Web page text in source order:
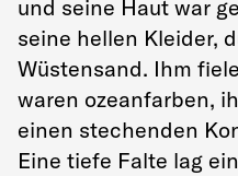
und seine Haut war
seine hellen Kleider,
Wüstensand. Ihm
waren ozeanfarben,
einen stechenden
Eine tiefe Falte lag